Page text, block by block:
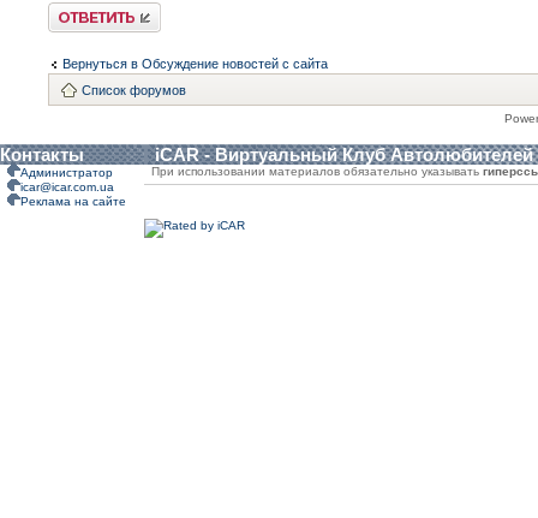
Ответить
Вернуться в Обсуждение новостей с сайта
Список форумов
Контакты iCAR - Виртуальный Клуб Автолюбителей
Администратор
icar@icar.com.ua
Реклама на сайте
При использовании материалов обязательно указывать